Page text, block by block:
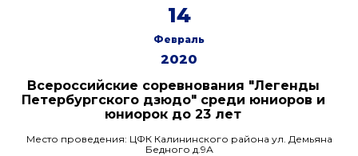
14
Февраль
2020
Всероссийские соревнования "Легенды
Петербургского дзюдо" среди юниоров и
юниорок до 23 лет
Место проведения: ЦФК Калининского района ул. Демьяна
Бедного д.9А